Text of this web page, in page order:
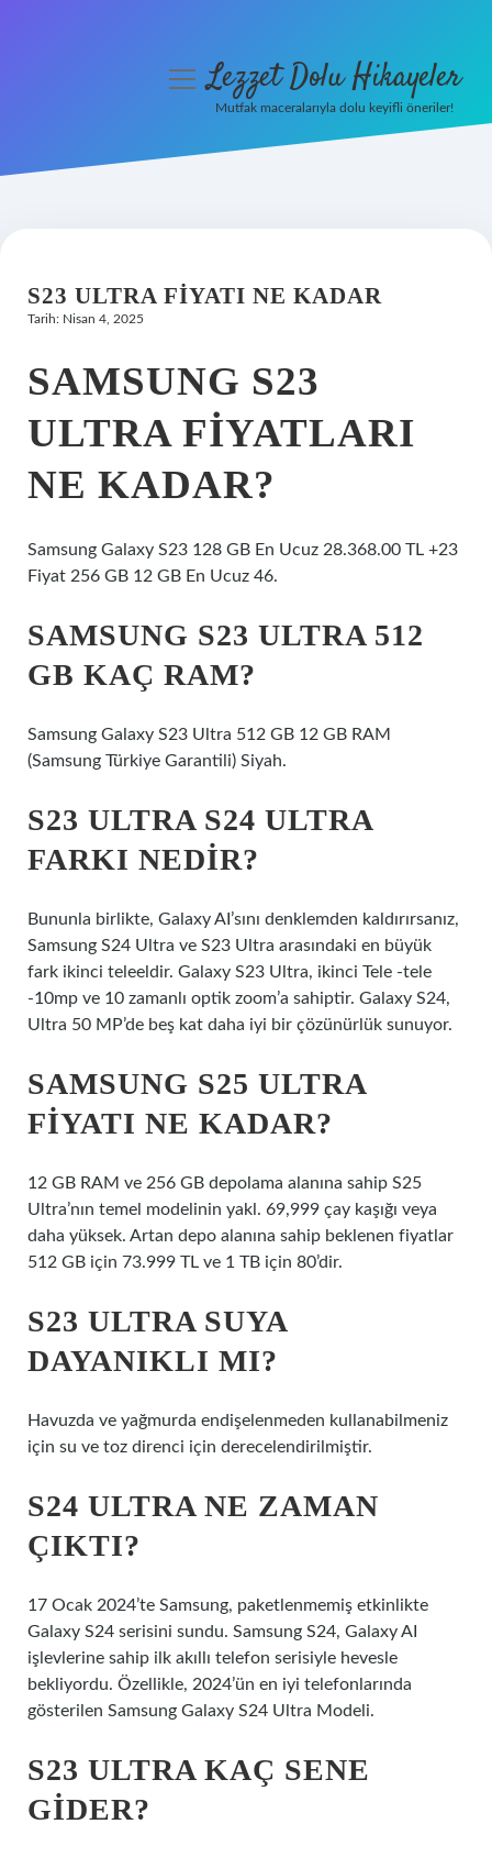
Hakkımızda
menüyüLezzet Dolu Hikayeler
Mutfak maceralarıyla dolu keyifli öneriler!
S23 ULTRA FIYATI NE KADAR
Tarih: Nisan 4, 2025
SAMSUNG S23
ULTRA FIYATLARI
NE KADAR?
Samsung Galaxy S23 128 GB En Ucuz 28.368.00 TL +23
Fiyat 256 GB 12 GB En Ucuz 46.
SAMSUNG S23 ULTRA 512
GB KAÇ RAM?
Samsung Galaxy S23 Ultra 512 GB 12 GB RAM
(Samsung Türkiye Garantili) Siyah.
S23 ULTRA S24 ULTRA
FARKI NEDIR?
Bununla birlikte, Galaxy AI’sını denklemden kaldırırsanız,
Samsung S24 Ultra ve S23 Ultra arasındaki en büyük
fark ikinci teleeldir. Galaxy S23 Ultra, ikinci Tele -tele
-10mp ve 10 zamanlı optik zoom’a sahiptir. Galaxy S24,
Ultra 50 MP’de beş kat daha iyi bir çözünürlük sunuyor.
SAMSUNG S25 ULTRA
FIYATI NE KADAR?
12 GB RAM ve 256 GB depolama alanına sahip S25
Ultra’nın temel modelinin yakl. 69,999 çay kaşığı veya
daha yüksek. Artan depo alanına sahip beklenen fiyatlar
512 GB için 73.999 TL ve 1 TB için 80’dir.
S23 ULTRA SUYA
DAYANIKLI MI?
Havuzda ve yağmurda endişelenmeden kullanabilmeniz
için su ve toz direnci için derecelendirilmiştir.
S24 ULTRA NE ZAMAN
ÇIKTI?
17 Ocak 2024’te Samsung, paketlenmemiş etkinlikte
Galaxy S24 serisini sundu. Samsung S24, Galaxy AI
işlevlerine sahip ilk akıllı telefon serisiyle hevesle
bekliyordu. Özellikle, 2024’ün en iyi telefonlarında
gösterilen Samsung Galaxy S24 Ultra Modeli.
S23 ULTRA KAÇ SENE
GIDER?